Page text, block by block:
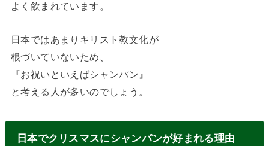
よく飲まれています。
日本ではあまりキリスト教文化が
根づいていないため、
『お祝いといえばシャンパン』
と考える人が多いのでしょう。
日本でクリスマスにシャンパンが好まれる理由